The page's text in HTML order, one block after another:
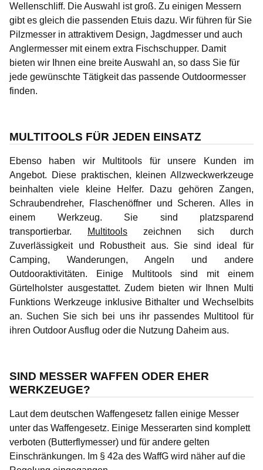
Wellenschliff. Die Auswahl ist groß. Zu einigen Messern
gibt es gleich die passenden Etuis dazu. Wir führen für Sie
Pilzmesser in attraktivem Design, Jagdmesser und auch
Anglermesser mit einem extra Fischschupper. Damit
bieten wir Ihnen eine breite Auswahl an, so dass Sie für
jede gewünschte Tätigkeit das passende Outdoormesser
finden.
MULTITOOLS FÜR JEDEN EINSATZ
Ebenso haben wir Multitools für unsere Kunden im
Angebot. Diese praktischen, kleinen Allzweckwerkzeuge
beinhalten viele kleine Helfer. Dazu gehören Zangen,
Schraubendreher, Flaschenöffner und Scheren. Alles in
einem Werkzeug. Sie sind platzsparend
transportierbar.
Multitools zeichnen sich durch
Zuverlässigkeit und Robustheit aus. Sie sind ideal für
Camping, Wanderungen, Angeln und andere
Outdooraktivitäten. Einige Multitools sind mit einem
Gürtelholster ausgestattet. Zudem bieten wir Ihnen Multi
Funktions Werkzeuge inklusive Bithalter und Wechselbits
an. Suchen Sie sich bei uns ihr passendes Multitool für
ihren Outdoor Ausflug oder die Nutzung Daheim aus.
SIND MESSER WAFFEN ODER EHER
WERKZEUGE?
Laut dem deutschen Waffengesetz fallen einige Messer
unter das Waffengesetz. Einige Messerarten sind komplett
verboten (Butterflymesser) und für andere gelten
Einschränkungen. Im § 42a des WaffG wird näher auf die